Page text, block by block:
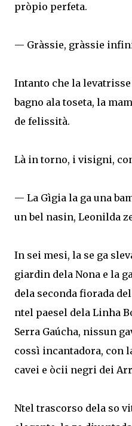
pròpio perfeta.
— Gràssie, gràssie
Intanto che la
bagno ala toseta, la
de felissità.
Là in torno, i visigni,
— La Gìgia la ga una
un bel nasin, Leonilda
In sei mesi, la se ga
giardin dela Nona e la
dela seconda fiorada
ntel paesel dela Linha
Serra Gaúcha, nissun
cossì incantadora, con
cavei e òcii negri dei
Ntel trascorso dela so